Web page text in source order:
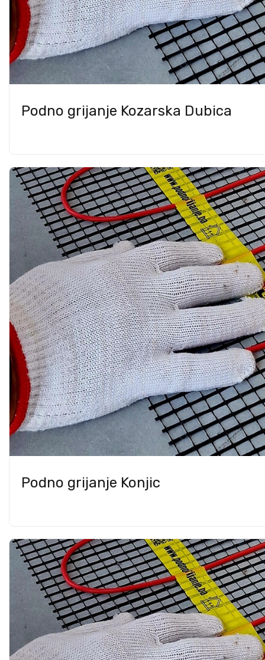
Podno grijanje Kozarska Dubica
Podno grijanje Konjic